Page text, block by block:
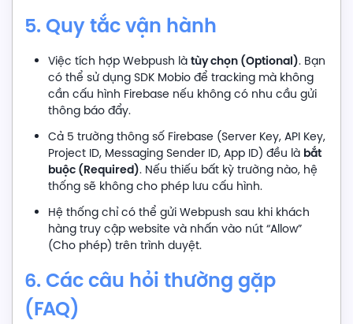
5. Quy tắc vận hành
Việc tích hợp Webpush làtùy chọn (Optional). Bạn
có thể sử dụng SDK Mobio để tracking mà không
cần cấu hình Firebase nếu không có nhu cầu gửi
thông báo đẩy.
Cả 5 trường thông số Firebase (Server Key, API Key,
Project ID, Messaging Sender ID, App ID) đều là bắt
buộc (Required). Nếu thiếu bất kỳ trường nào, hệ
thống sẽ không cho phép lưu cấu hình.
Hệ thống chỉ có thể gửi Webpush sau khi khách
hàng truy cập website và nhấn vào nút “Allow”
(Cho phép) trên trình duyệt.
6. Các câu hỏi thường gặp
(FAQ)